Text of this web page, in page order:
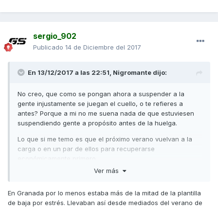
sergio_902
Publicado 14 de Diciembre del 2017
En 13/12/2017 a las 22:51, Nigromante dijo:
No creo, que como se pongan ahora a suspender a la
gente injustamente se juegan el cuello, o te refieres a
antes? Porque a mi no me suena nada de que estuviesen
suspendiendo gente a propósito antes de la huelga.
Lo que si me temo es que el próximo verano vuelvan a la
carga o en un par de ellos para recuperarse
económicamente primero.
Ver más
En Granada por lo menos estaba más de la mitad de la plantilla
de baja por estrés. Llevaban así desde mediados del verano de